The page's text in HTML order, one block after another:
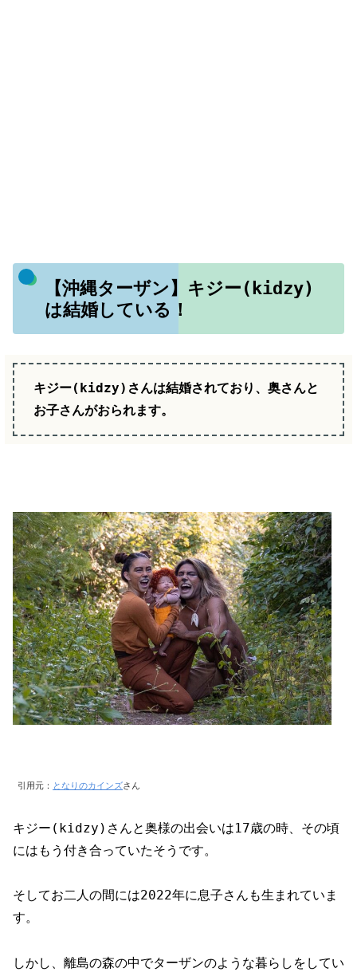
【沖縄ターザン】キジー(kidzy)
は結婚している！
キジー(kidzy)さんは結婚されており、奥さんと
お子さんがおられます。
引用元： となりのカインズさん
キジー(kidzy)さんと奥様の出会いは17歳の時、その頃
にはもう付き合っていたそうです。
そしてお二人の間には2022年に息子さんも生まれていま
す。
しかし、離島の森の中でターザンのような暮らしをしてい